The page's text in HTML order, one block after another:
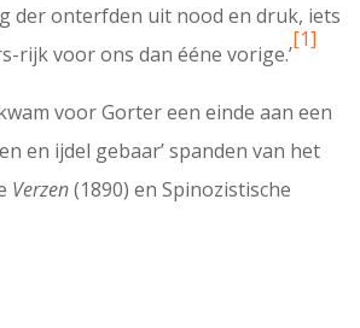
der onterfden uit nood en druk, iets
rijk voor ons dan ééne vorige.’
[1]
voor Gorter een einde aan een
en ijdel gebaar’ spanden van het
Verzen(1890) en Spinozistische